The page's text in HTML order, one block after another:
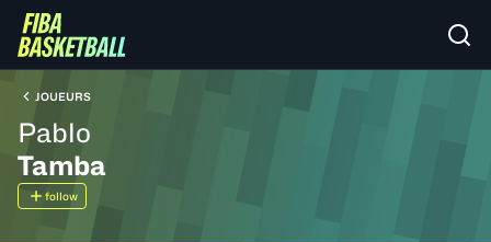
JOUEURS
Pablo
Tamba
follow